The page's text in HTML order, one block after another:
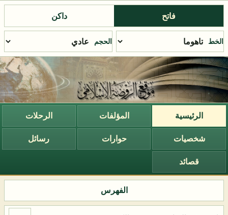
فاتح داكن
الخط الحجم
الرئيسية المؤلفات الرحلات
شخصيات حوارات رسائل
قصائد
الفهرس